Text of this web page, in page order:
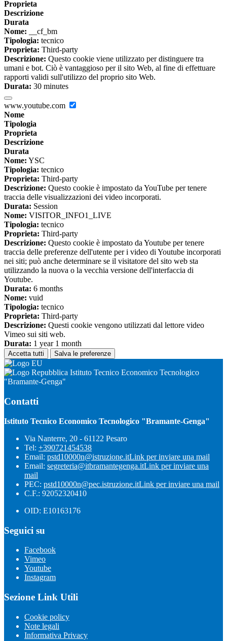
Proprieta
Descrizione
Durata
Nome: __cf_bm
Tipologia: tecnico
Proprieta: Third-party
Descrizione: Questo cookie viene utilizzato per distinguere tra
umani e bot. Ciò è vantaggioso per il sito Web, al fine di effettuare
rapporti validi sull'utilizzo del proprio sito Web.
Durata: 30 minutes
www.youtube.com
Nome
Tipologia
Proprieta
Descrizione
Durata
Nome: YSC
Tipologia: tecnico
Proprieta: Third-party
Descrizione: Questo cookie è impostato da YouTube per tenere
traccia delle visualizzazioni dei video incorporati.
Durata: Session
Nome: VISITOR_INFO1_LIVE
Tipologia: tecnico
Proprieta: Third-party
Descrizione: Questo cookie è impostato da Youtube per tenere
traccia delle preferenze dell'utente per i video di Youtube incorporati
nei siti; può anche determinare se il visitatore del sito web sta
utilizzando la nuova o la vecchia versione dell'interfaccia di
Youtube.
Durata: 6 months
Nome: vuid
Tipologia: tecnico
Proprieta: Third-party
Descrizione: Questi cookie vengono utilizzati dal lettore video
Vimeo sui siti web.
Durata: 1 year 1 month
Accetta tutti Salva le preferenze
Istituto Tecnico Economico Tecnologico
"Bramante-Genga"
Contatti
Istituto Tecnico Economico Tecnologico "Bramante-Genga"
Via Nanterre, 20 - 61122 Pesaro
Tel: +390721454538
Email: pstd10000n@istruzione.itLink per inviare una mail
Email: segreteria@itbramantegenga.itLink per inviare una
mail
PEC: pstd10000n@pec.istruzione.itLink per inviare una mail
C.F.: 92052320410
OID: E10163176
Seguici su
Facebook
Vimeo
Youtube
Instagram
Sezione Link Utili
Cookie policy
Note legali
Informativa Privacy